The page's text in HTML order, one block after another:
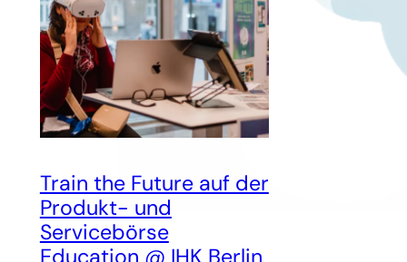
Train the Future auf der
Produkt- und
Servicebörse